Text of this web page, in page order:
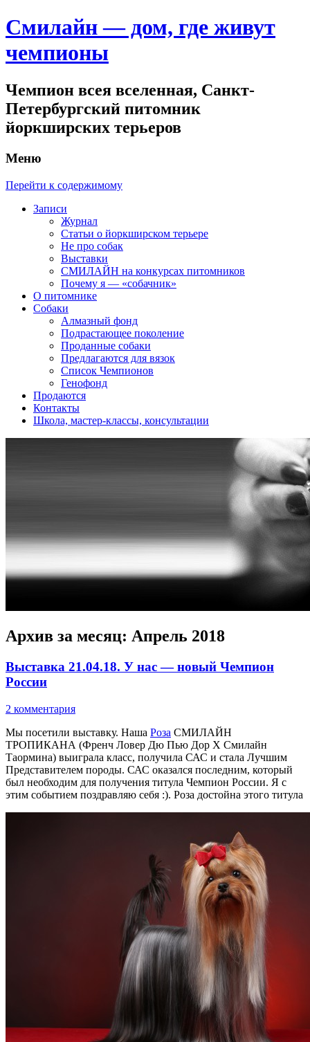
Смилайн — дом, где живут
чемпионы
Чемпион всея вселенная, Санкт-
Петербургский питомник
йоркширских терьеров
Меню
Перейти к содержимому
Записи
Журнал
Статьи о йоркширском терьере
Не про собак
Выставки
СМИЛАЙН на конкурсах питомников
Почему я — «собачник»
О питомнике
Собаки
Алмазный фонд
Подрастающее поколение
Проданные собаки
Предлагаются для вязок
Список Чемпионов
Генофонд
Продаются
Контакты
Школа, мастер-классы, консультации
Архив за месяц: Апрель 2018
Выставка 21.04.18. У нас — новый Чемпион
России
2 комментария
Мы посетили выставку. Наша Роза СМИЛАЙН
ТРОПИКАНА (Френч Ловер Дю Пью Дор Х Смилайн
Таормина) выиграла класс, получила САС и стала Лучшим
Представителем породы. САС оказался последним, который
был необходим для получения титула Чемпион России. Я с
этим событием поздравляю себя :). Роза достойна этого титула